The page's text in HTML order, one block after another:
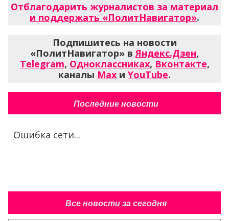
Отблагодарить журналистов за материал
и поддержать «ПолитНавигатор».
Подпишитесь на новости
«ПолитНавигатор» вЯндекс.Дзен,
Telegram, Одноклассниках, Вконтакте,
каналы Max и YouTube.
Последние новости
Ошибка сети...
Все новости за сегодня